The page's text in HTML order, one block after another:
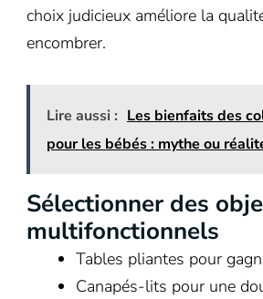
choix judicieux améliore la
encombrer.
Lire aussi : Les bienfaits des
pour les bébés : mythe ou
Sélectionner des
multifonctionnels
Tables pliantes pour
Canapés-lits pour une